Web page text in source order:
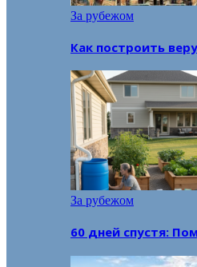
За рубежом
Как построить
За рубежом
60 дней спустя: